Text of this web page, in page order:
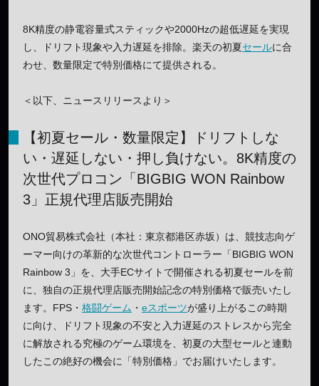
8K精度の静電容量式スティックや2000Hzの超低遅延を実現
し、ドリフト現象や入力遅延を排除。楽天の初夏セールに合
わせ、数量限定で特別価格にて提供される。
＜以下、ニュースリリースより＞
【初夏セール・数量限定】ドリフトしな
い・遅延しない・押し負けない。8K精度の
次世代プロコン「BIGBIG WON Rainbow
3」正規代理店販売開始
ONO貿易株式会社（本社：東京都港区赤坂）は、競技志向ゲ
ーマー向けの革新的な次世代コントローラー「BIGBIG WON
Rainbow 3」を、大手ECサイトで開催される初夏セールを前
に、独自の正規代理店販売開始記念の特別価格で販売いたし
ます。FPS・ 格闘ゲーム ・ eスポーツが盛り上がるこの時期
に向け、ドリフト現象の不安と入力遅延のストレスから完全
に解放される究極のゲーム環境を、初夏の大型セールと連動
したこの絶好の機会に「特別価格」でお届けいたします。